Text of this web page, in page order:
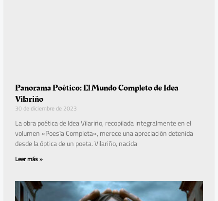
Panorama Poético: El Mundo Completo de Idea
Vilariño
30 de diciembre de 2023
La obra poética de Idea Vilariño, recopilada integralmente en el
volumen «Poesía Completa», merece una apreciación detenida
desde la óptica de un poeta. Vilariño, nacida
Leer más »